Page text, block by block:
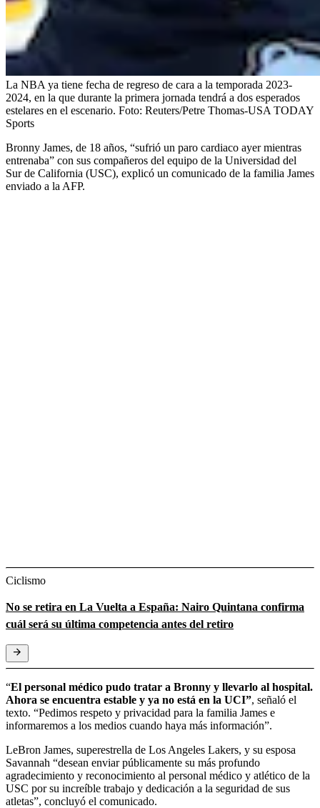
La NBA ya tiene fecha de regreso de cara a la temporada 2023-
2024, en la que durante la primera jornada tendrá a dos esperados
estelares en el escenario. Foto: Reuters/Petre Thomas-USA TODAY
Sports
Bronny James, de 18 años, “sufrió un paro cardiaco ayer mientras
entrenaba” con sus compañeros del equipo de la Universidad del
Sur de California (USC), explicó un comunicado de la familia James
enviado a la AFP.
Ciclismo
No se retira en La Vuelta a España: Nairo Quintana confirma
cuál será su última competencia antes del retiro
“El personal médico pudo tratar a Bronny y llevarlo al hospital.
Ahora se encuentra estable y ya no está en la UCI”, señaló el
texto. “Pedimos respeto y privacidad para la familia James e
informaremos a los medios cuando haya más información”.
LeBron James, superestrella de Los Angeles Lakers, y su esposa
Savannah “desean enviar públicamente su más profundo
agradecimiento y reconocimiento al personal médico y atlético de la
USC por su increíble trabajo y dedicación a la seguridad de sus
atletas”, concluyó el comunicado.